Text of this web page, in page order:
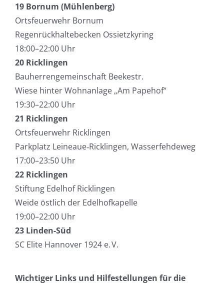
19 Bornum (Mühlenberg)
Ortsfeuerwehr Bornum
Regenrückhaltebecken Ossietzkyring
18:00–22:00 Uhr
20 Ricklingen
Bauherrengemeinschaft Beekestr.
Wiese hinter Wohnanlage „Am Papehof“
19:30–22:00 Uhr
21 Ricklingen
Ortsfeuerwehr Ricklingen
Parkplatz Leineaue‑Ricklingen, Wasserfehdeweg
17:00–23:50 Uhr
22 Ricklingen
Stiftung Edelhof Ricklingen
Weide östlich der Edelhofkapelle
19:00–22:00 Uhr
23 Linden-Süd
SC Elite Hannover 1924 e. V.
Wichtiger Links und Hilfestellungen für die